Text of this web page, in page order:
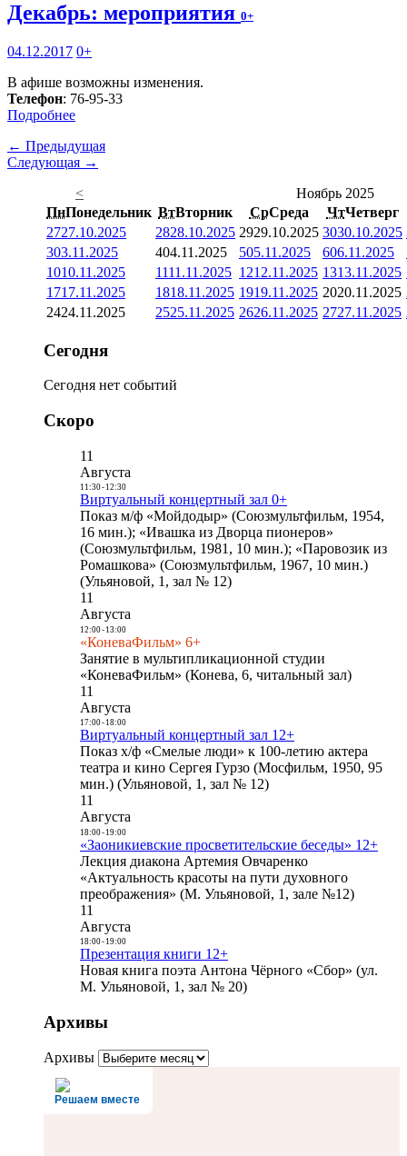
Декабрь: мероприятия 0+
04.12.2017 0+
В афише возможны изменения.
Телефон: 76-95-33
Подробнее
← Предыдущая
Следующая →
<
Ноябрь 2025
ПнПонедельник ВтВторник СрСреда ЧтЧетверг
2727.10.2025 2828.10.2025 2929.10.2025 3030.10.2025
303.11.2025 404.11.2025 505.11.2025 606.11.2025
1010.11.2025 1111.11.2025 1212.11.2025 1313.11.2025
1717.11.2025 1818.11.2025 1919.11.2025 2020.11.2025
2424.11.2025 2525.11.2025 2626.11.2025 2727.11.2025
Сегодня
Сегодня нет событий
Скоро
11
Августа
11:30- 12:30
Виртуальный концертный зал 0+
Показ м/ф «Мойдодыр» (Союзмультфильм, 1954,
16 мин.); «Ивашка из Дворца пионеров»
(Союзмультфильм, 1981, 10 мин.); «Паровозик из
Ромашкова» (Союзмультфильм, 1967, 10 мин.)
(Ульяновой, 1, зал № 12)
11
Августа
12:00- 13:00
«КоневаФильм» 6+
Занятие в мультипликационной студии
«КоневаФильм» (Конева, 6, читальный зал)
11
Августа
17:00- 18:00
Виртуальный концертный зал 12+
Показ х/ф «Смелые люди» к 100-летию актера
театра и кино Сергея Гурзо (Мосфильм, 1950, 95
мин.) (Ульяновой, 1, зал № 12)
11
Августа
18:00- 19:00
«Заоникиевские просветительские беседы» 12+
Лекция диакона Артемия Овчаренко
«Актуальность красоты на пути духовного
преображения» (М. Ульяновой, 1, зале №12)
11
Августа
18:00- 19:00
Презентация книги 12+
Новая книга поэта Антона Чёрного «Сбор» (ул.
М. Ульяновой, 1, зал № 20)
Архивы
Архивы
Решаем вместе